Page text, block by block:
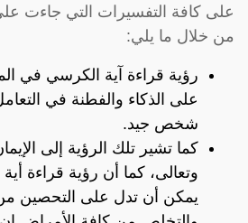
على كافة التفسيرات التي جاءت
من خلال ما يلي:
رؤية قراءة آية الكرسي في
على الذكاء والفطنة في
شخص جيد.
كما تشير تلك الرؤية إلى
وتعالى، كما أن رؤية قراءة
يمكن أن تدل على التحصين